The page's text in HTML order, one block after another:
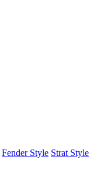
Fender Style Strat Style